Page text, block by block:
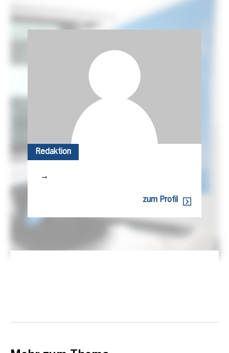
Redaktion
→
zum Profil